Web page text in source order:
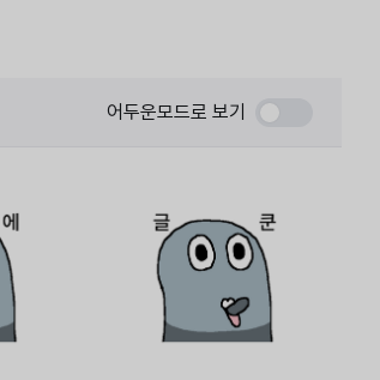
어두운모드로 보기